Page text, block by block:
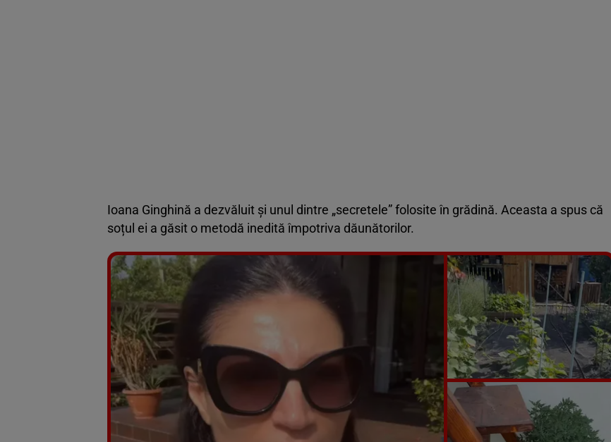
Ioana Ginghină a dezvăluit și unul dintre „secretele” folosite în grădină. Aceasta a spus că
soțul ei a găsit o metodă inedită împotriva dăunătorilor.